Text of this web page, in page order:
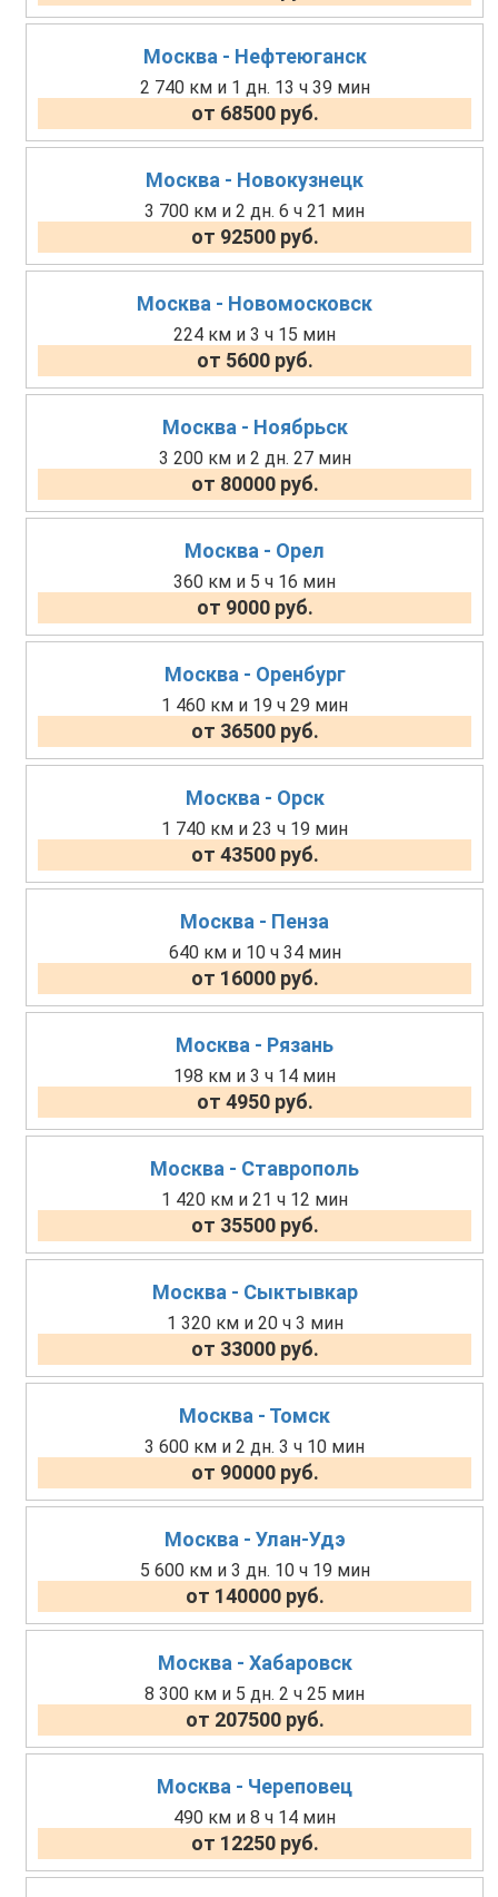
Москва - Нефтеюганск
2 740 км и 1 дн. 13 ч 39 мин
от 68500 руб.
Москва - Новокузнецк
3 700 км и 2 дн. 6 ч 21 мин
от 92500 руб.
Москва - Новомосковск
224 км и 3 ч 15 мин
от 5600 руб.
Москва - Ноябрьск
3 200 км и 2 дн. 27 мин
от 80000 руб.
Москва - Орел
360 км и 5 ч 16 мин
от 9000 руб.
Москва - Оренбург
1 460 км и 19 ч 29 мин
от 36500 руб.
Москва - Орск
1 740 км и 23 ч 19 мин
от 43500 руб.
Москва - Пенза
640 км и 10 ч 34 мин
от 16000 руб.
Москва - Рязань
198 км и 3 ч 14 мин
от 4950 руб.
Москва - Ставрополь
1 420 км и 21 ч 12 мин
от 35500 руб.
Москва - Сыктывкар
1 320 км и 20 ч 3 мин
от 33000 руб.
Москва - Томск
3 600 км и 2 дн. 3 ч 10 мин
от 90000 руб.
Москва - Улан-Удэ
5 600 км и 3 дн. 10 ч 19 мин
от 140000 руб.
Москва - Хабаровск
8 300 км и 5 дн. 2 ч 25 мин
от 207500 руб.
Москва - Череповец
490 км и 8 ч 14 мин
от 12250 руб.